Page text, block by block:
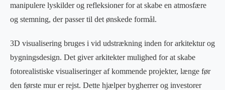
manipulere lyskilder og refleksioner for at skabe en atmosfære
og stemning, der passer til det ønskede formål.
3D visualisering bruges i vid udstrækning inden for arkitektur og
bygningsdesign. Det giver arkitekter mulighed for at skabe
fotorealistiske visualiseringer af kommende projekter, længe før
den første mur er rejst. Dette hjælper bygherrer og investorer